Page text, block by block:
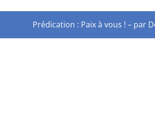
Prédication : Paix à vous ! – par